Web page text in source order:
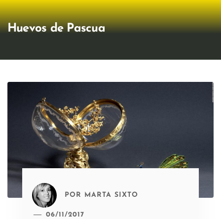
Huevos de Pascua
POR MARTA SIXTO
06/11/2017